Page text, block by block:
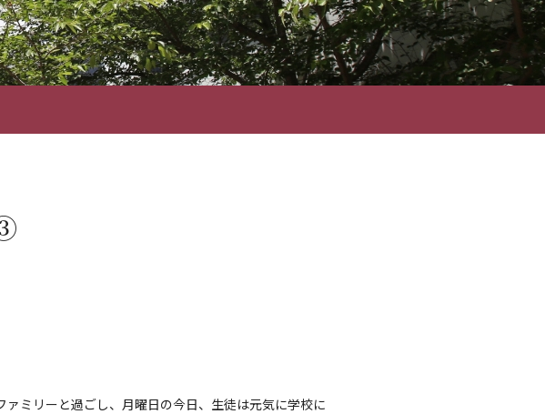
ァミリーと過ごし、月曜日の今日、生徒は元気に学校に